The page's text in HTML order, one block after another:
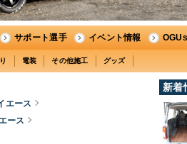
サポート選手 イベント情報
電装 その他施工 グッズ
エース
ース
新着